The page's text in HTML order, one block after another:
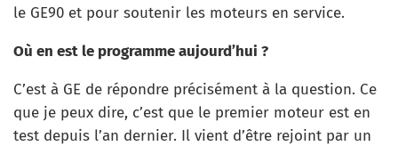
le GE90 et pour soutenir les moteurs en service.
Où en est le programme aujourd’hui ?
C’est à GE de répondre précisément à la question. Ce
que je peux dire, c’est que le premier moteur est en
test depuis l’an dernier. Il vient d’être rejoint par un